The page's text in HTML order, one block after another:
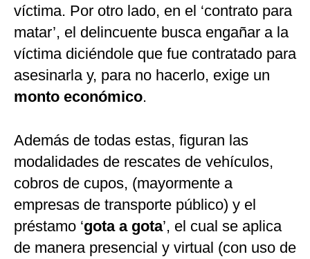
víctima. Por otro lado, en el ‘contrato para
matar’, el delincuente busca engañar a la
víctima diciéndole que fue contratado para
asesinarla y, para no hacerlo, exige un
monto económico.
Además de todas estas, figuran las
modalidades de rescates de vehículos,
cobros de cupos, (mayormente a
empresas de transporte público) y el
préstamo ‘gota a gota’, el cual se aplica
de manera presencial y virtual (con uso de